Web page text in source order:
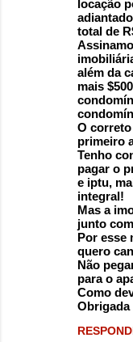
locação
total de
além da
mais
O
primeiro
Tenho
pagar o
e iptu,
integral!
Mas a
junto
Por esse
quero
Não
para o
Como
Obrigada